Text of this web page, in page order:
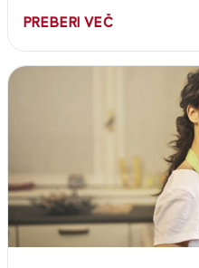
PREBERI VEČ